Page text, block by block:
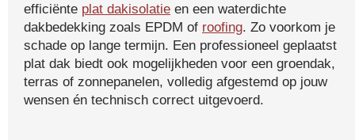
efficiënte plat dakisolatie en een waterdichte
dakbedekking zoals EPDM of roofing. Zo voorkom je
schade op lange termijn. Een professioneel geplaatst
plat dak biedt ook mogelijkheden voor een groendak,
terras of zonnepanelen, volledig afgestemd op jouw
wensen én technisch correct uitgevoerd.